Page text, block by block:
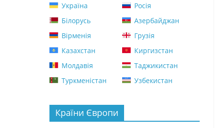
Україна
Росія
Білорусь
Азербайджан
Вірменія
Грузія
Казахстан
Киргизстан
Молдавія
Таджикистан
Туркменістан
Узбекистан
Країни Європи